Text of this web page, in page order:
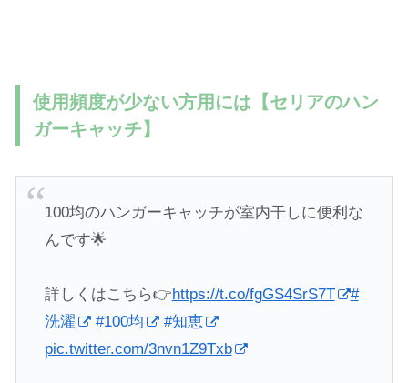
使用頻度が少ない方用には【セリアのハン
ガーキャッチ】
100均のハンガーキャッチが室内干しに便利な
んです🌟
詳しくはこちら👉https://t.co/fgGS4SrS7T
#
洗濯
#100均
#知恵
pic.twitter.com/3nvn1Z9Txb